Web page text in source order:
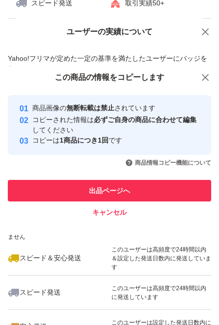
スピード発送 取引実績50+
ユーザーの実績について
Yahoo!フリマが定めた一定の基準を満たしたユーザーにバッジを
付与しています
安心取引出品者
心・安全なユーザーです
取引実績
引を完了させた実績があります
での取引実績があります
ません
スピード＆安心発送
このユーザーは高頻度で24時間以内
＆設定した発送日数内に発送していま
す
スピード発送
このユーザーは高頻度で24時間以内
に発送しています
このユーザーは設定した発送日数内に
価格の相談 商品への質問
この商品の情報をコピーします
商品画像の無断転載は禁止されています
コピーされた情報は必ずご自身の商品に合わせて編集
してください
コピーは1商品につき1回です
商品情報コピー機能について
出品ページへ
キャンセル
この商品をみている人にオススメ
いいね！
980